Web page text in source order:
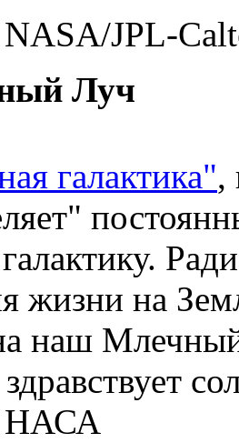
JPL-
Луч
галактика",
жизни на
наш
НАСА